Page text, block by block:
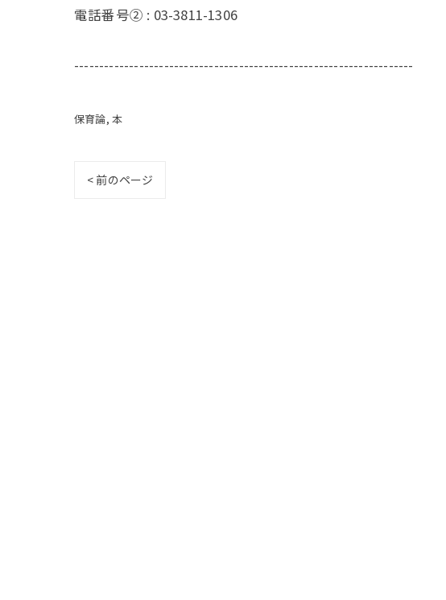
電話番号② : 03-3811-1306
--------------------------------------------------------------------
保育論 本
< 前のページ